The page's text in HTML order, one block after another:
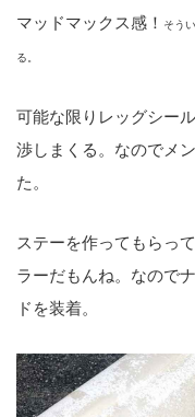
マッドマックス感！
そう
る。
可能な限りレッグシー
渉しまくる。なのでメ
た。
ステーを作ってもらっ
ラーだもんね。なので
ドを装着。